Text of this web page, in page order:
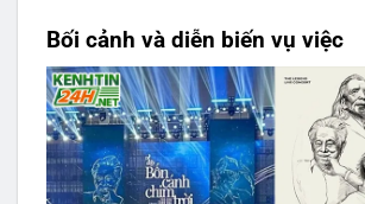
Bối cảnh và diễn biến vụ việc